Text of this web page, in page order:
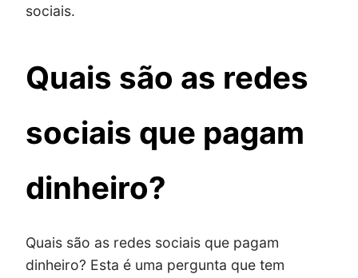
sociais.
Quais são as redes
sociais que pagam
dinheiro?
Quais são as redes sociais que pagam
dinheiro? Esta é uma pergunta que tem